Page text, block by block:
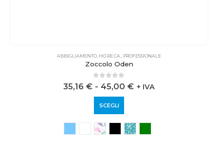
ABBIGLIAMENTO, HO.RE.CA., PROFESSIONALE
Zoccolo Oden
out of 5
35,16 € - 45,00 € + IVA
SCEGLI